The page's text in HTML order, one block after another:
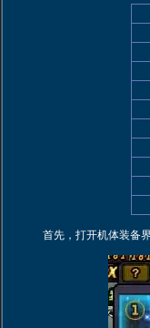
首先，打开机体装备界